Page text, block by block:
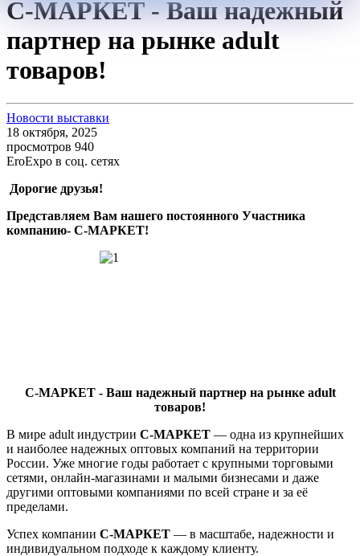
С-МАРКЕТ - Ваш надежный
партнер на рынке adult
товаров!
Новости выставки
18 октября, 2025
просмотров 940
EroExpo в соц. сетях
Дорогие друзья!
Представляем Вам нашего постоянного Участника
компанию- С-МАРКЕТ!
С-МАРКЕТ- Ваш надежный партнер на рынке adult
товаров!
В мире adult индустрии С-МАРКЕТ — одна из крупнейших
и наиболее надежных оптовых компаний на территории
России. Уже многие годы работает с крупными торговыми
сетями, онлайн-магазинами и малыми бизнесами и даже
другими оптовыми компаниями по всей стране и за её
пределами.
Успех компании С-МАРКЕТ — в масштабе, надежности и
индивидуальном подходе к каждому клиенту.